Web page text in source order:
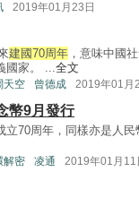
2019年01月23日
建國70周年 ，意味中國
國家。 ...全文
天空 曾德成 2019年01月
幣9月發行
立70周年，同樣亦是人
解密 凌通 2019年01月11